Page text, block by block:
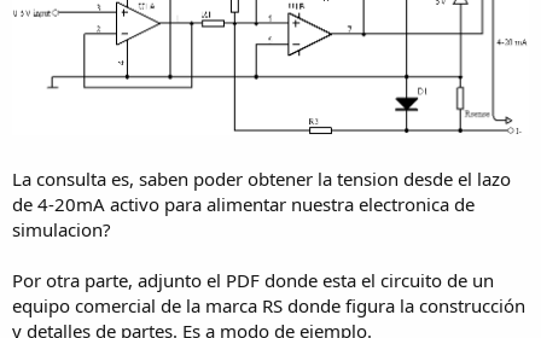
La consulta es, saben poder obtener la tension desde el lazo
de 4-20mA activo para alimentar nuestra electronica de
simulacion?
Por otra parte, adjunto el PDF donde esta el circuito de un
equipo comercial de la marca RS donde figura la construcción
y detalles de partes. Es a modo de ejemplo.